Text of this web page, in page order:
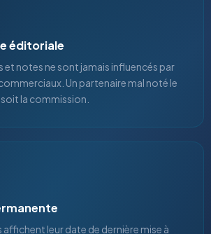
éditoriale
et notes ne sont jamais influencés par
Un partenaire mal noté le
la commission.
affichent leur date de dernière mise à